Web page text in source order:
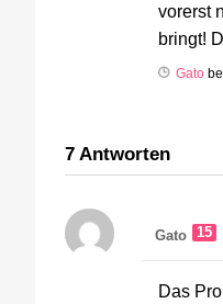
vorerst
bringt!
Gato
7 Antworten
Gato 15
Das